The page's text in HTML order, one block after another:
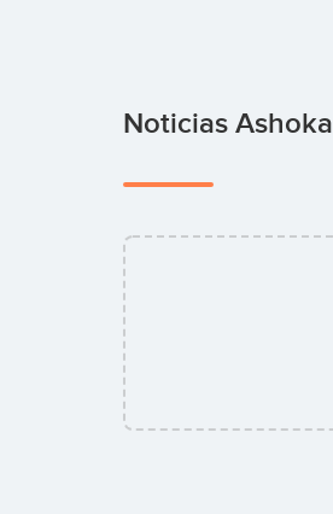
Noticias Ashoka